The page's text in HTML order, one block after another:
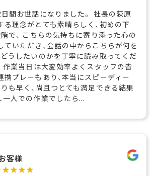
間お世話になりました。 社長の荻原
る理念がとても素晴らしく、初めの下
階で、 こちらの気持ちに寄り添った心の
ていただき、会話の中からこちらが何を
どうしたいのかを丁寧に読み取ってくだ
作業当日は大変効率よくスタッフの皆
携プレーもあり、本当にスピーディー
も早く、尚且つとても満足できる結果
一人での作業でしたら...
客様